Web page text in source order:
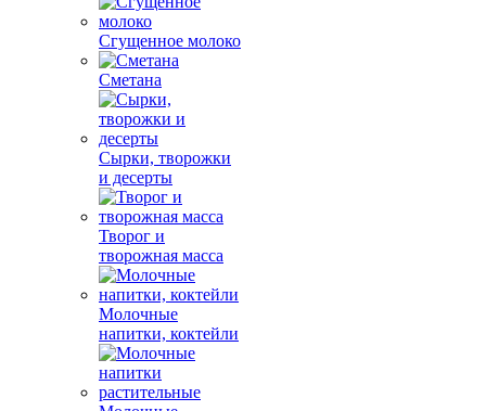
Сгущенное молоко
Сметана
Сырки, творожки
и десерты
Творог и
творожная масса
Молочные
напитки, коктейли